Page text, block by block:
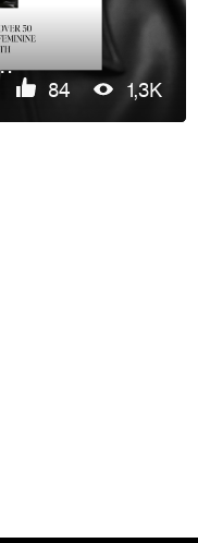
Website
84 1,3K